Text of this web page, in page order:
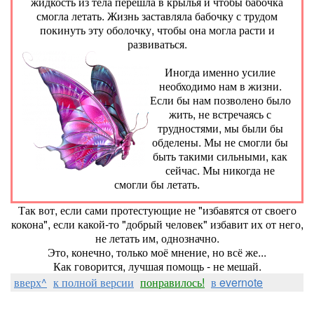
смогла летать. Жизнь заставляла бабочку с трудом
покинуть эту оболочку, чтобы она могла расти и
развиваться.
Иногда именно усилие
необходимо нам в жизни.
Если бы нам позволено было
жить, не встречаясь с
трудностями, мы были бы
обделены. Мы не смогли бы
быть такими сильными, как
сейчас. Мы никогда не
смогли бы летать.
Так вот, если сами протестующие не "избавятся от своего
кокона", если какой-то "добрый человек" избавит их от него,
не летать им, однозначно.
Это, конечно, только моё мнение, но всё же...
Как говорится, лучшая помощь - не мешай.
вверх^ к полной версии понравилось! в evernote